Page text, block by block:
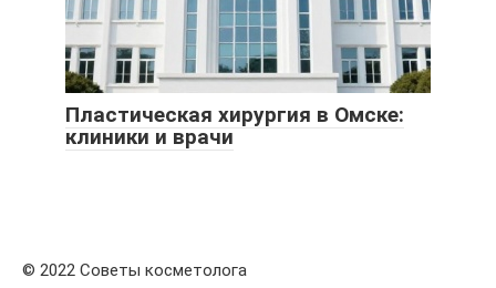
Пластическая хирургия в Омске:
клиники и врачи
© 2022 Советы косметолога